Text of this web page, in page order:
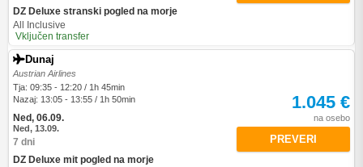
DZ Deluxe stranski pogled na morje
All Inclusive
Vključen transfer
Dunaj
Austrian Airlines
Tja: 09:35 - 12:20 / 1h 45min
Nazaj: 13:05 - 13:55 / 1h 50min
Ned, 06.09.
Ned, 13.09.
7 dni
DZ Deluxe mit pogled na morje
1.045 €
na osebo
PREVERI